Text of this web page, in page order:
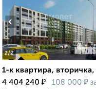
2/2
‹
1-к квартира,
4 404 240 ₽ 108 000 ₽